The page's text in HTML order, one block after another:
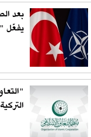
بعد
يفعّل